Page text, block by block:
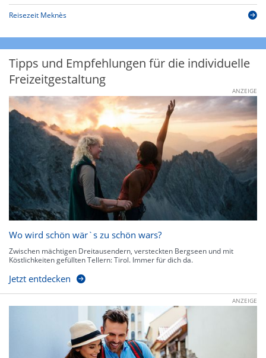
Reisezeit Meknès
Tipps und Empfehlungen für die individuelle
Freizeitgestaltung
ANZEIGE
Wo wird schön wär`s zu schön wars?
Zwischen mächtigen Dreitausendern, versteckten Bergseen und mit
Köstlichkeiten gefüllten Tellern: Tirol. Immer für dich da.
Jetzt entdecken
ANZEIGE